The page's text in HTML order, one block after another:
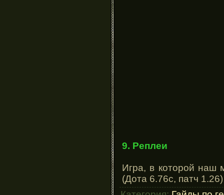
9. Реплеи
Игра, в которой наш
(Дота 6.76с, патч